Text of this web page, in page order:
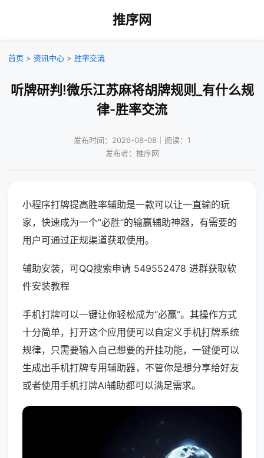
推序网
首页 > 资讯中心 > 胜率交流
听牌研判!微乐江苏麻将胡牌规则_有什么规
律-胜率交流
发布时间：2026-08-08｜阅读：1
发布者：推序网
小程序打牌提高胜率辅助是一款可以让一直输的玩
家，快速成为一个“必胜”的输赢辅助神器，有需要的
用户可通过正规渠道获取使用。
辅助安装，可QQ搜索申请 549552478 进群获取软
件安装教程
手机打牌可以一键让你轻松成为“必赢”。其操作方式
十分简单，打开这个应用便可以自定义手机打牌系统
规律，只需要输入自己想要的开挂功能，一键便可以
生成出手机打牌专用辅助器，不管你是想分享给好友
或者使用手机打牌AI辅助都可以满足需求。